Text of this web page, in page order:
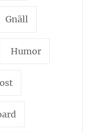
Gnäll
Humor